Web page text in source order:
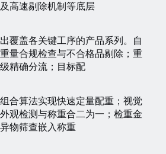
高速剔除机制等底层
覆盖各关键工序的产品系列。自
量合规检查与不合格品剔除；重
精确分流；目标配
合算法实现快速定量配重；视觉
观检测与称重合二为一；检重金
物筛查嵌入称重